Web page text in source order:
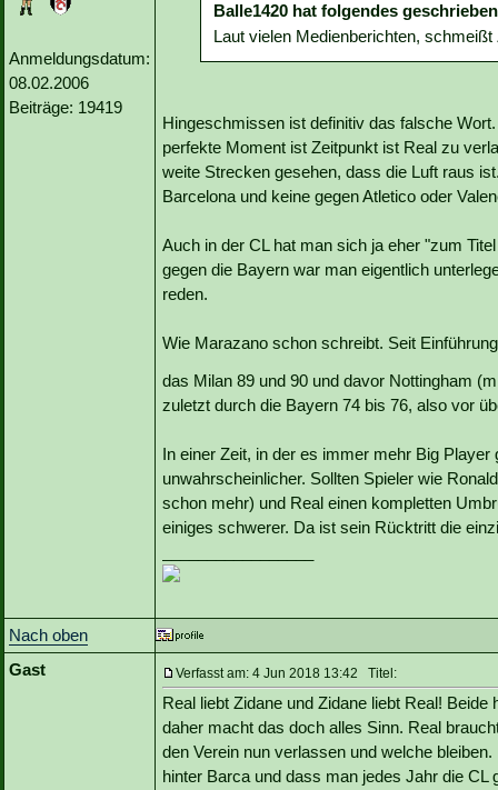
Anmeldungsdatum:
08.02.2006
Beiträge: 19419
Balle1420 hat folgendes
Laut vielen Medienberichten,
Hingeschmissen ist definitiv das falsche
perfekte Moment ist Zeitpunkt ist Real zu
weite Strecken gesehen, dass die Luft raus
Barcelona und keine gegen Atletico oder
Auch in der CL hat man sich ja eher "zum
gegen die Bayern war man eigentlich
reden.
Wie Marazano schon schreibt. Seit
das Milan 89 und 90 und davor Nottingham
zuletzt durch die Bayern 74 bis 76, also vor
In einer Zeit, in der es immer mehr Big
unwahrscheinlicher. Sollten Spieler wie
schon mehr) und Real einen kompletten
einiges schwerer. Da ist sein Rücktritt die
Nach oben
Gast
Verfasst am: 4 Jun 2018 13:42 Titel:
Real liebt Zidane und Zidane liebt Real!
daher macht das doch alles Sinn. Real
den Verein nun verlassen und welche
hinter Barca und dass man jedes Jahr die